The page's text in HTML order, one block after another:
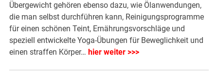
Übergewicht gehören ebenso dazu, wie Ölanwendungen,
die man selbst durchführen kann, Reinigungsprogramme
für einen schönen Teint, Ernährungsvorschläge und
speziell entwickelte Yoga-Übungen für Beweglichkeit und
einen straffen Körper… hier weiter >>>